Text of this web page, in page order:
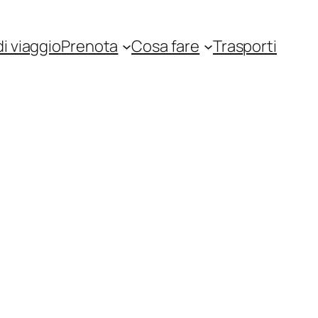
viaggioPrenota Cosa fare Trasporti